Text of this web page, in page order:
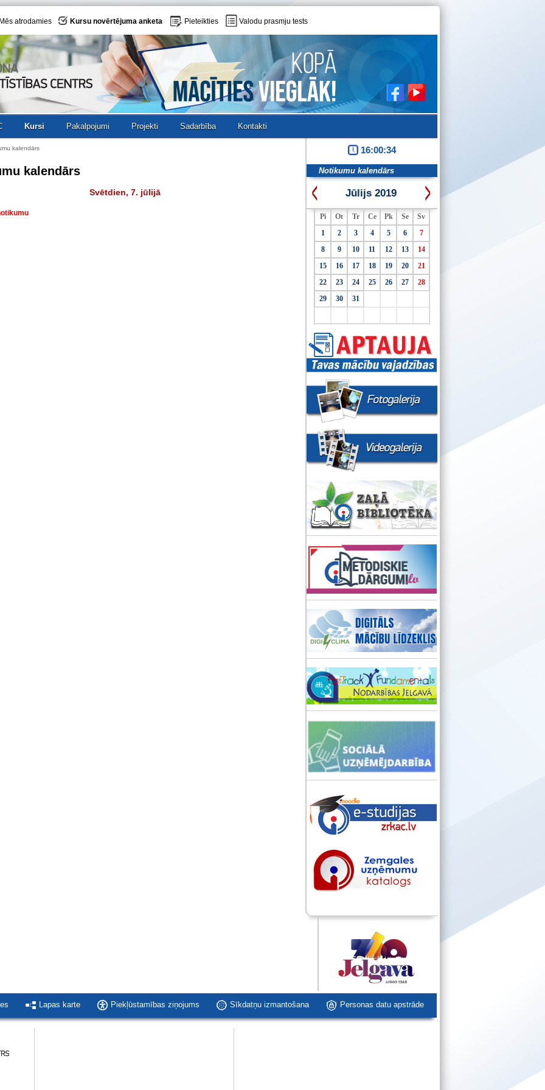
Mēs atrodamies Kursu novērtējuma anketa Pieteikties Valodu prasmju tests
Kursi Pakalpojumi Projekti Sadarbība Kontakti
kalendārs
kalendārs
Svētdien, 7. jūlijā
16:00:35
Notikumu kalendārs
Jūlijs 2019
Pi Ot Tr Ce Pk Se
Sv
1
2 3 4 5 6
7
8
9 10 11 12 13
14
15
16 17 18 19 20
21
22
23 24 25 26 27
28
29
30 31
Lapas karte Piekļūstamības ziņojums Sīkdatņu izmantošana Personas datu apstrāde